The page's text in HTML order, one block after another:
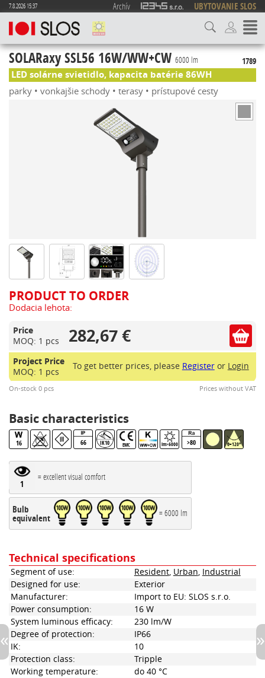
7.8.2026 15:37 Archív UBYTOVANIE SLOS
SOLARaxy SSL56 16W/WW+CW 6000 lm 1789
LED solárne svietidlo, kapacita batérie 86WH
parky • vonkajšie schody • terasy • prístupové cesty
PRODUCT TO ORDER
Dodacia lehota:
Price
MOQ: 1 pcs
282,67 €
Project Price
MOQ: 1 pcs
To get better prices, please Registeror Login
On-stock 0 pcs Prices without VAT
Basic characteristics
16 66 IK10 EMC lm>6000 >80 θ=120°
1
= excellent visual comfort
Bulb
equivalent = 6000 lm
Technical specifications
Segment of use: Resident, Urban, Industrial
Designed for use:
Exterior
Manufacturer:
Import to EU: SLOS s.r.o.
Power consumption:
16 W
System luminous efficacy:
230 lm/W
Degree of protection:
IP66
IK:
10
Protection class:
Tripple
Working temperature:
do 40 °C